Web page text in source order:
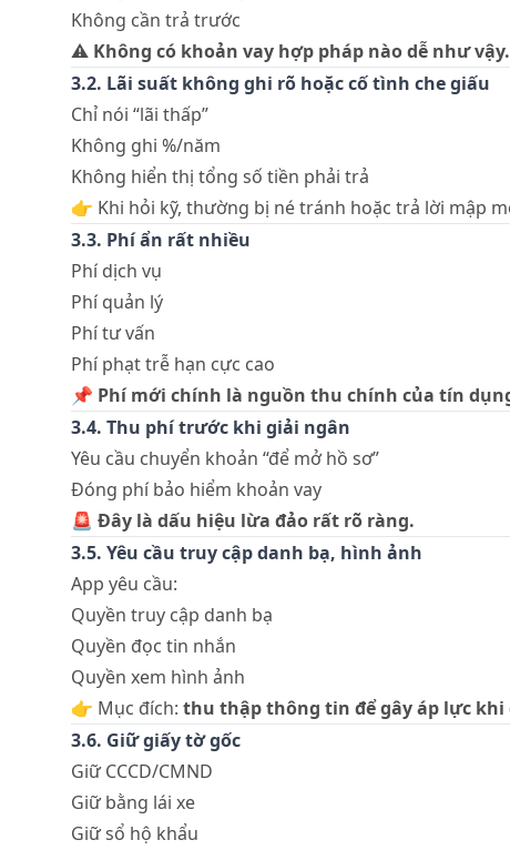
Không cần trả trước
⚠️ Không có khoản vay hợp pháp nào dễ như vậy.
3.2. Lãi suất không ghi rõ hoặc cố tình che giấu
Chỉ nói “lãi thấp”
Không ghi %/năm
Không hiển thị tổng số tiền phải trả
👉 Khi hỏi kỹ, thường bị né tránh hoặc trả lời mập
3.3. Phí ẩn rất nhiều
Phí dịch vụ
Phí quản lý
Phí tư vấn
Phí phạt trễ hạn cực cao
📌 Phí mới chính là nguồn thu chính của tín
3.4. Thu phí trước khi giải ngân
Yêu cầu chuyển khoản “để mở hồ sơ”
Đóng phí bảo hiểm khoản vay
🚨 Đây là dấu hiệu lừa đảo rất rõ ràng.
3.5. Yêu cầu truy cập danh bạ, hình ảnh
App yêu cầu:
Quyền truy cập danh bạ
Quyền đọc tin nhắn
Quyền xem hình ảnh
👉 Mục đích: thu thập thông tin để gây áp lực khi
3.6. Giữ giấy tờ gốc
Giữ CCCD/CMND
Giữ bằng lái xe
Giữ sổ hộ khẩu